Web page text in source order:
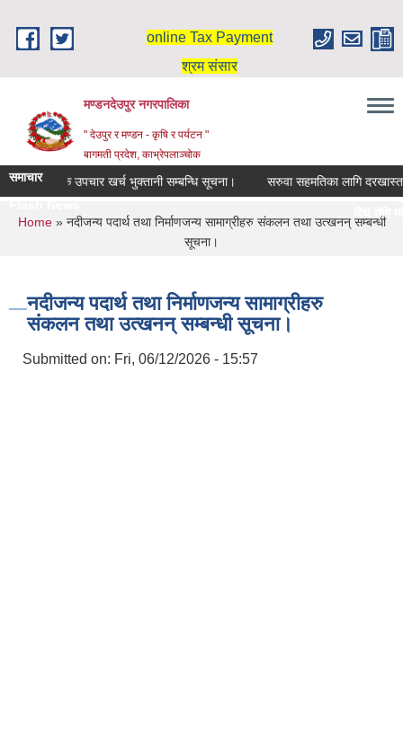
online Tax Payment
श्रम संसार
मण्डनदेउपुर नगरपालिका
" देउपुर र मण्डन - कृषि र पर्यटन "
बागमती प्रदेश, काभ्रेपलाञ्चोक
समाचार
रोगि मासिक उपचार खर्च भुक्तानी सम्बन्धि सूचना।
सरुवा सहमतिका लागि
दिर्घ रोगि
स्नातक तहमा
You are here
Home» नदीजन्य पदार्थ तथा निर्माणजन्य सामाग्रीहरु संकलन तथा उत्खनन् सम्बन्धी
सूचना।
नदीजन्य पदार्थ तथा निर्माणजन्य सामाग्रीहरु
संकलन तथा उत्खनन् सम्बन्धी सूचना।
Submitted on: Fri, 06/12/2026 - 15:57